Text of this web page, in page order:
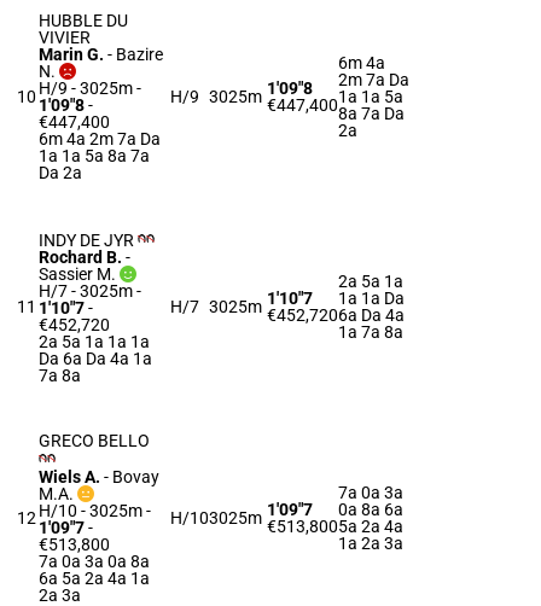
10
HUBBLE DU
VIVIER
Marin G. - Bazire
N.
H/9 - 3025m-
1'09"8-
€447,400
6m 4a 2m 7a Da
1a 1a 5a 8a 7a
Da 2a
H/9 3025m 1'09"8
€447,400
6m 4a
2m 7a Da
1a 1a 5a
8a 7a Da
2a
11
INDY DE JYR
Rochard B. -
Sassier M.
H/7 - 3025m-
1'10"7-
€452,720
2a 5a 1a 1a 1a
Da 6a Da 4a 1a
7a 8a
H/7 3025m 1'10"7
€452,720
2a 5a 1a
1a 1a Da
6a Da 4a
1a 7a 8a
12
GRECO BELLO
Wiels A. - Bovay
M.A.
H/10 - 3025m-
1'09"7-
€513,800
7a 0a 3a 0a 8a
6a 5a 2a 4a 1a
2a 3a
H/103025m 1'09"7
€513,800
7a 0a 3a
0a 8a 6a
5a 2a 4a
1a 2a 3a